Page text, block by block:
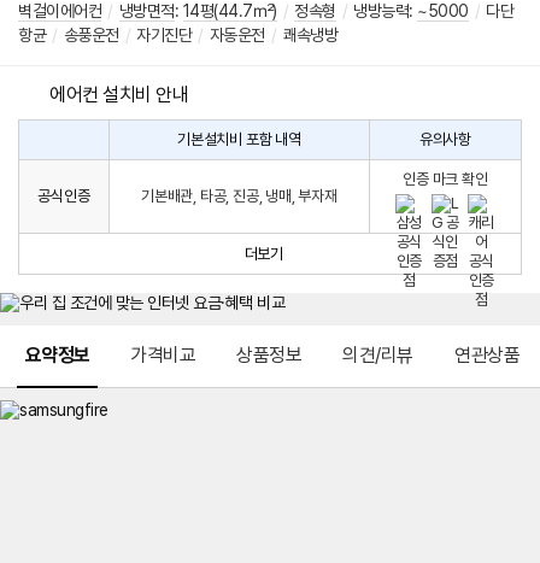
벽걸이에어컨 / 냉방면적: 14평(44.7㎡) / 정속형 / 냉방능력: ~5000 / 다단
항균 / 송풍운전 / 자기진단 / 자동운전 / 쾌속냉방
에어컨 설치비 안내
구
시
생
는
치
비
컨
설
기본설치비 포함 내역 유의사항
공식인증 기본배관, 타공, 진공, 냉매, 부자재
인증 마크 확인
더보기
요약정보 가격비교 상품정보 의견/리뷰 연관상품